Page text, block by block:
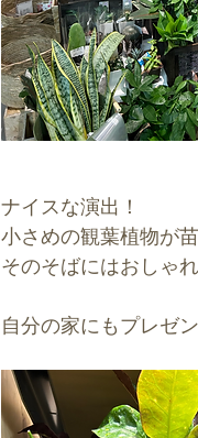
ナイスな演出！
小さめの観葉植物が
そのそばにはおしゃ
自分の家にもプレゼ